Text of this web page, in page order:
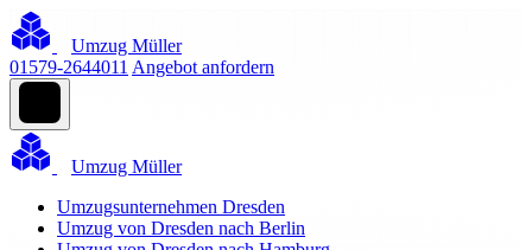
Umzug Müller
01579-2644011 Angebot anfordern
Umzug Müller
Umzugsunternehmen Dresden
Umzug von Dresden nach Berlin